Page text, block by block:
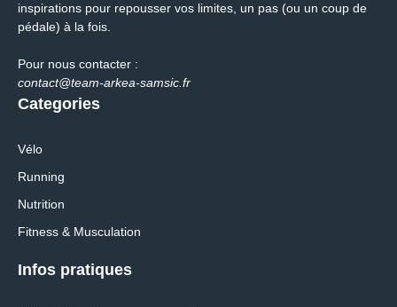
inspirations pour repousser vos limites, un pas (ou un coup de
pédale) à la fois.
Pour nous contacter :
contact@team-arkea-samsic.fr
Categories
Vélo
Running
Nutrition
Fitness & Musculation
Infos pratiques